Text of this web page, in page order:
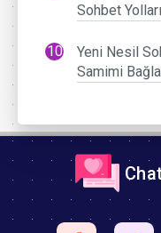
Sohbet Yolları
Yeni Nesil
Samimi